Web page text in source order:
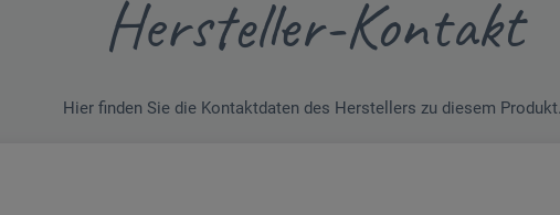
Hersteller-Kontakt
Hier finden Sie die Kontaktdaten des Herstellers zu diesem